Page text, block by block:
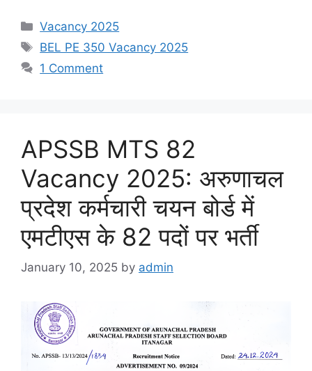
Categories
Vacancy 2025
Tags
BEL PE 350 Vacancy 2025
1 Comment
APSSB MTS 82
Vacancy 2025: अरुणाचल
प्रदेश कर्मचारी चयन बोर्ड में
एमटीएस के 82 पदों पर भर्ती
January 10, 2025 by admin